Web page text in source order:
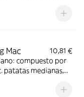
Mac
10,81 €
compuesto por
patatas medianas,